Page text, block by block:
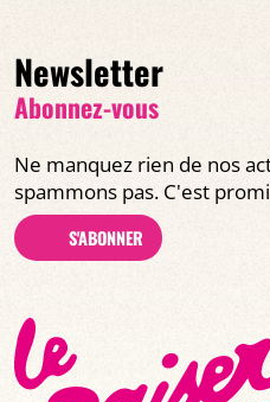
Newsletter
Abonnez-vous
Ne manquez rien de nos
spammons pas. C'est
S'ABONNER